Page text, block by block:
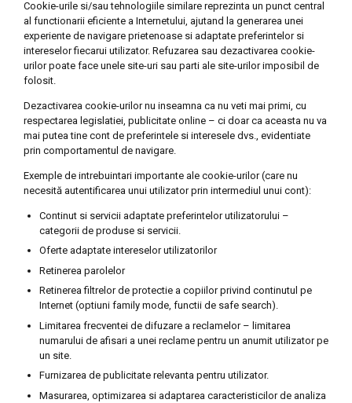
Cookie-urile si/sau tehnologiile similare reprezinta un punct central
al functionarii eficiente a Internetului, ajutand la generarea unei
experiente de navigare prietenoase si adaptate preferintelor si
intereselor fiecarui utilizator. Refuzarea sau dezactivarea cookie-
urilor poate face unele site-uri sau parti ale site-urilor imposibil de
folosit.
Dezactivarea cookie-urilor nu inseamna ca nu veti mai primi, cu
respectarea legislatiei, publicitate online – ci doar ca aceasta nu va
mai putea tine cont de preferintele si interesele dvs., evidentiate
prin comportamentul de navigare.
Exemple de intrebuintari importante ale cookie-urilor (care nu
necesită autentificarea unui utilizator prin intermediul unui cont):
Continut si servicii adaptate preferintelor utilizatorului –
categorii de produse si servicii.
Oferte adaptate intereselor utilizatorilor
Retinerea parolelor
Retinerea filtrelor de protectie a copiilor privind continutul pe
Internet (optiuni family mode, functii de safe search).
Limitarea frecventei de difuzare a reclamelor – limitarea
numarului de afisari a unei reclame pentru un anumit utilizator pe
un site.
Furnizarea de publicitate relevanta pentru utilizator.
Masurarea, optimizarea si adaptarea caracteristicilor de analiza